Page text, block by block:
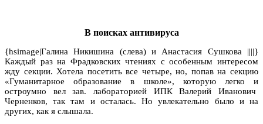
В поисках антивируса
{hsimage|Галина Никишина (слева) и Анастасия Сушкова ||||}
Каждый раз на Фрадковских чтениях с особенным интересом
жду секции. Хотела посетить все четыре, но, попав на секцию
«Гуманитарное образование в школе», которую легко и
остроумно вел зав. лабораторией ИПК Валерий Иванович
Черненков, так там и осталась. Но увлекательно было и на
других, как я слышала.